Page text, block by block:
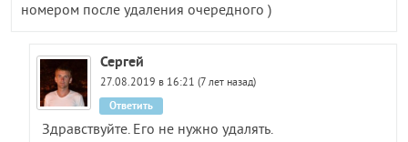
номером после удаления очередного )
Сергей
27.08.2019 в 16:21 (7 лет назад)
Здравствуйте. Его не нужно удалять.
Ответить